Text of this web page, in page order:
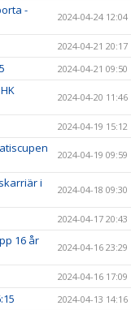
-
2024-04-24 12:04
2024-04-21 20:17
2024-04-21 09:50
2024-04-20 11:46
2024-04-19 15:12
2024-04-19 09:59
i
2024-04-18 09:30
2024-04-17 20:43
16 år
2024-04-16 23:29
2024-04-16 17:09
2024-04-13 14:16